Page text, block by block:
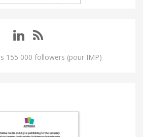
155 000 followers (pour IMP)